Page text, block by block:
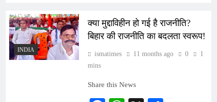
INDIA
क्या मुद्दाविहीन हो गई है राजनीति?
बिहार की राजनीति का बदलता स्वरूप!
ismatimes 11 months ago 0
1
mins
Share this News